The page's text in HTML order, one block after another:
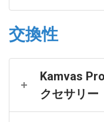
交換性
Kamvas
クセサリー